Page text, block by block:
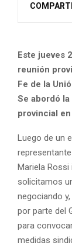
Este jueves
reunión
Fe de la
Se abordó
provincial
Luego de un
Mariela
solicitamos
negociando
por parte del
para
medidas